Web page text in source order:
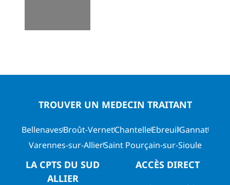
TROUVER UN MEDECIN TRAITANT
BellenavesBroût-VernetChantelleEbreuilGannat
Varennes-sur-AllierSaint Pourçain-sur-Sioule
LA CPTS DU SUD
ALLIER
ACCÈS DIRECT